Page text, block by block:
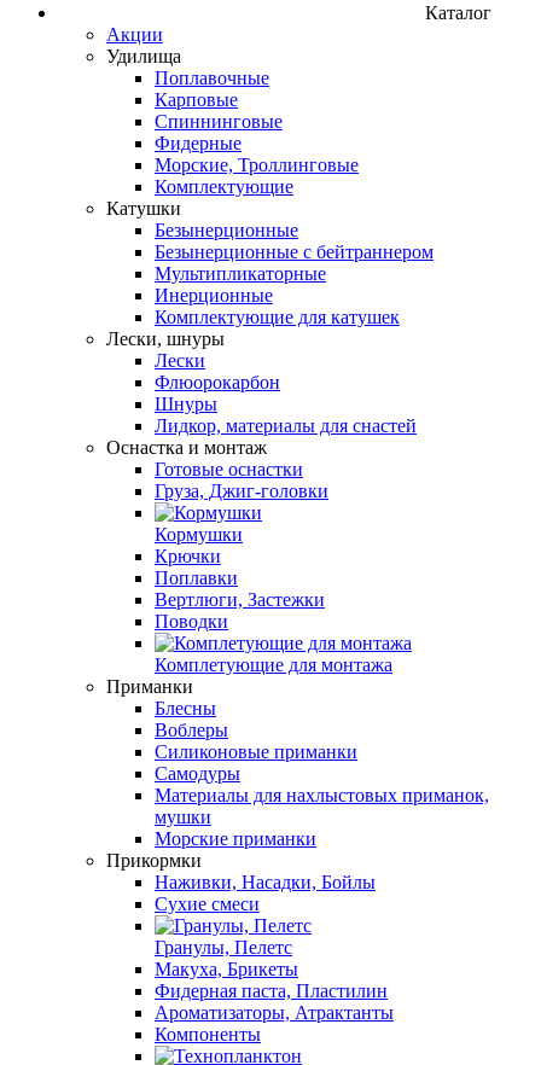
Каталог
Акции
Удилища
Поплавочные
Карповые
Спиннинговые
Фидерные
Морские, Троллинговые
Комплектующие
Катушки
Безынерционные
Безынерционные с бейтраннером
Мультипликаторные
Инерционные
Комплектующие для катушек
Лески, шнуры
Лески
Флюорокарбон
Шнуры
Лидкор, материалы для снастей
Оснастка и монтаж
Готовые оснастки
Груза, Джиг-головки
Кормушки
Крючки
Поплавки
Вертлюги, Застежки
Поводки
Комплетующие для монтажа
Приманки
Блесны
Воблеры
Силиконовые приманки
Самодуры
Материалы для нахлыстовых приманок,
мушки
Морские приманки
Прикормки
Наживки, Насадки, Бойлы
Сухие смеси
Гранулы, Пелетс
Макуха, Брикеты
Фидерная паста, Пластилин
Ароматизаторы, Атрактанты
Компоненты